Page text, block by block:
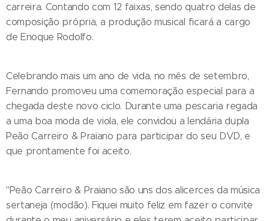
carreira. Contando com 12 faixas, sendo quatro delas de
composição própria, a produção musical ficará a cargo
de Enoque Rodolfo.
Celebrando mais um ano de vida, no mês de setembro,
Fernando promoveu uma comemoração especial para a
chegada deste novo ciclo. Durante uma pescaria regada
a uma boa moda de viola, ele convidou a lendária dupla
Peão Carreiro & Praiano para participar do seu DVD, e
que prontamente foi aceito.
"Peão Carreiro & Praiano são uns dos alicerces da música
sertaneja (modão). Fiquei muito feliz em fazer o convite